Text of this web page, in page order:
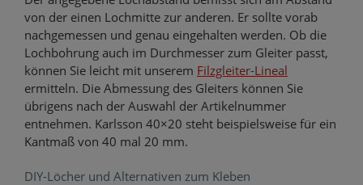
von der einen Lochmitte zur anderen. Er sollte vorab
nachgemessen und genau eingehalten werden. Ob die
Lochbohrung auch im Durchmesser zum Gleiter passt,
können Sie leicht mit unserem Filzgleiter-Lineal
ermitteln. Die Abmessung des Gleiters können Sie
übrigens nach der Auswahl der Artikelnummer
entnehmen. Karlsson 40×20 steht beispielsweise für ein
Kantmaß von 40 mal 20 mm.
DIY-Löcher und Alternativen zum Kleben